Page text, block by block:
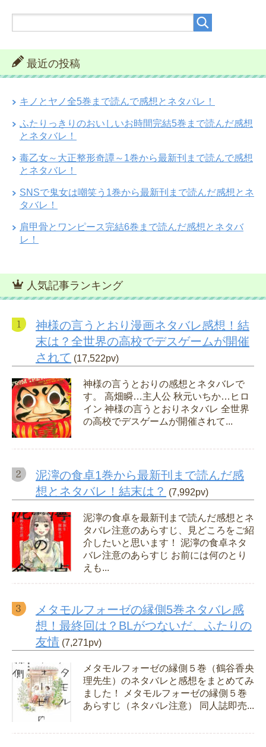
最近の投稿
キノとヤノ全5巻まで読んで感想とネタバレ！
ふたりっきりのおいしいお時間完結5巻まで読んだ感想
とネタバレ！
毒乙女～大正整形奇譚～1巻から最新刊まで読んで感想
とネタバレ！
SNSで鬼女は嘲笑う1巻から最新刊まで読んだ感想とネ
タバレ！
肩甲骨とワンピース完結6巻まで読んだ感想とネタバ
レ！
人気記事ランキング
神様の言うとおり漫画ネタバレ感想！結
末は？全世界の高校でデスゲームが開催
されて (17,522pv)
神様の言うとおりの感想とネタバレで
す。 高畑瞬…主人公 秋元いちか…ヒロ
イン 神様の言うとおりネタバレ 全世界
の高校でデスゲームが開催されて...
泥濘の食卓1巻から最新刊まで読んだ感
想とネタバレ！結末は？ (7,992pv)
泥濘の食卓を最新刊まで読んだ感想とネ
タバレ注意のあらすじ、見どころをご紹
介したいと思います！ 泥濘の食卓ネタ
バレ注意のあらすじ お前には何のとり
えも...
メタモルフォーゼの縁側5巻ネタバレ感
想！最終回は？BLがつないだ、ふたりの
友情 (7,271pv)
メタモルフォーゼの縁側５巻（鶴谷香央
理先生）のネタバレと感想をまとめてみ
ました！ メタモルフォーゼの縁側５巻
あらすじ（ネタバレ注意） 同人誌即売...